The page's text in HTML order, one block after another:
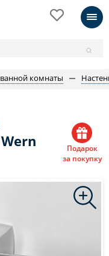
комнаты
Подарок
за покупку